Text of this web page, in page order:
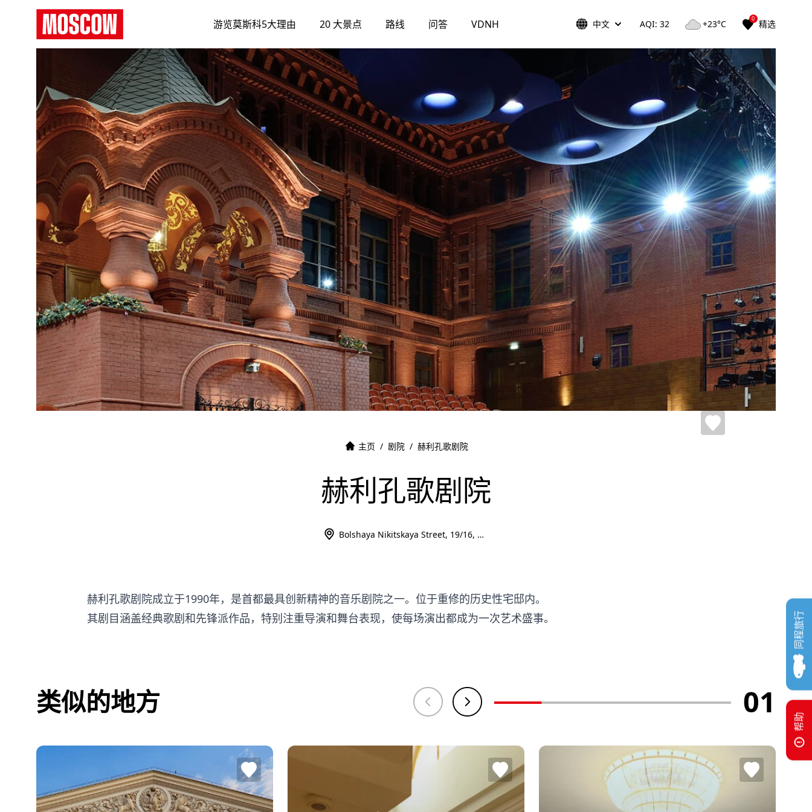
游览莫斯科5大理由 20 大景点 路线 问答 VDNH 中文 AQI: 32 +23°C 0 精选
主页 / 剧院 / 赫利孔歌剧院
赫利孔歌剧院
Bolshaya Nikitskaya Street, 19/16, Moscow
赫利孔歌剧院成立于1990年，是首都最具创新精神的音乐剧院之一。位于重修的历史性宅邸内。
其剧目涵盖经典歌剧和先锋派作品，特别注重导演和舞台表现，使每场演出都成为一次艺术盛事。
类似的地方 01
帮助
同程旅行